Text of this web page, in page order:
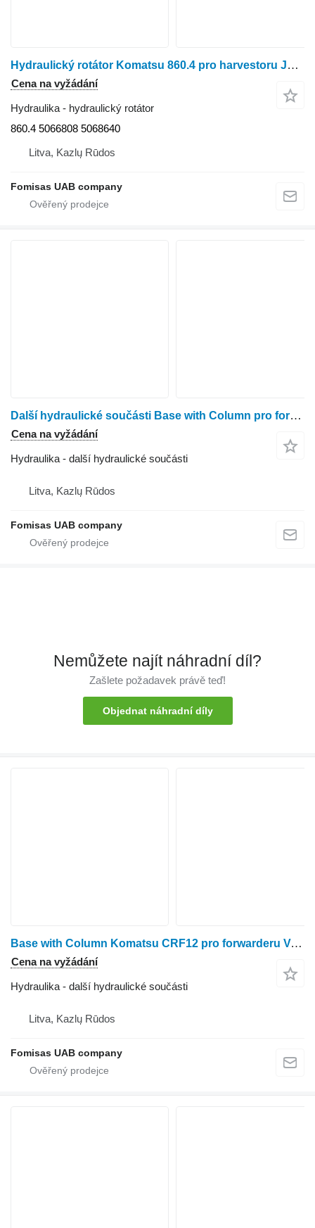
Hydraulický rotátor Komatsu 860.4 pro harvestoru John Deere Timberjack, Komatsu, Valmet, Logset, HSM
Cena na vyžádání
Hydraulika - hydraulický rotátor
860.4 5066808 5068640
Litva, Kazlų Rūdos
Fomisas UAB company
Další hydraulické součásti Base with Column pro forwarderu Komatsu 145F
Cena na vyžádání
Hydraulika - další hydraulické součásti
Litva, Kazlų Rūdos
Fomisas UAB company
Nemůžete najít náhradní díl?
Zašlete požadavek právě teď!
Objednat náhradní díly
Base with Column Komatsu CRF12 pro forwarderu Valmet 890.1
Cena na vyžádání
Hydraulika - další hydraulické součásti
Litva, Kazlų Rūdos
Fomisas UAB company